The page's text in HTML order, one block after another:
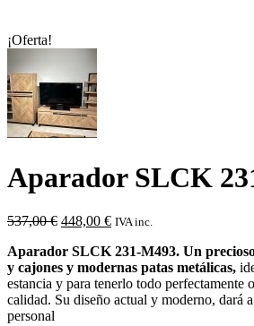
¡Oferta!
Aparador SLCK
537,00€ El
original
era:
537,00 €.
448,00 €El
actual
es:
448,00 €.
IVA inc.
Aparador SLCK 231-M493. Un
y cajones y modernas patas metálicas,
estancia y para tenerlo todo perfectamente
calidad. Su diseño actual y moderno, dará
personal